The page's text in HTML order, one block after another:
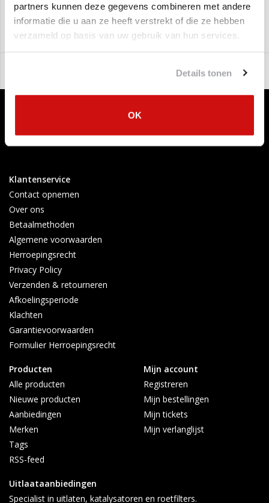
partners kunnen deze gegevens combineren met andere
informatie die u aan ze heeft verstrekt of die ze hebben
verzameld op basis van uw gebruik van hun services.
Details tonen
OK
Deze einddemper is geschikt voor:
Citroen Xsara 1.4 (55 KW/75 PK - 1997 t/m 2003)
Citroen Xsara 1.6 (80 KW/109 PK - 2000 t/m 2003)
U krijgt op deze einddemper 3 jaar garantie
Edex
Klantenservice
Contact opnemen
Over ons
Betaalmethoden
Algemene voorwaarden
Herroepingsrecht
Privacy Policy
Verzenden & retourneren
Afkoelingsperiode
Klachten
Garantievoorwaarden
Formulier Herroepingsrecht
Producten
Alle producten
Nieuwe producten
Aanbiedingen
Merken
Tags
RSS-feed
Mijn account
Registreren
Mijn bestellingen
Mijn tickets
Mijn verlanglijst
Uitlaataanbiedingen
Specialist in uitlaten, katalysatoren en roetfilters.